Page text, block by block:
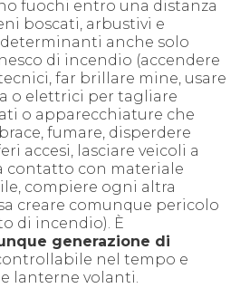
fuochi entro una distanza
boscati, arbustivi e
determinanti anche solo
di incendio (accendere
far brillare mine, usare
o elettrici per tagliare
o apparecchiature che
fumare, disperdere
accesi, lasciare veicoli a
contatto con materiale
compiere ogni altra
creare comunque pericolo
di incendio). È
generazione di
nel tempo e
lanterne volanti.